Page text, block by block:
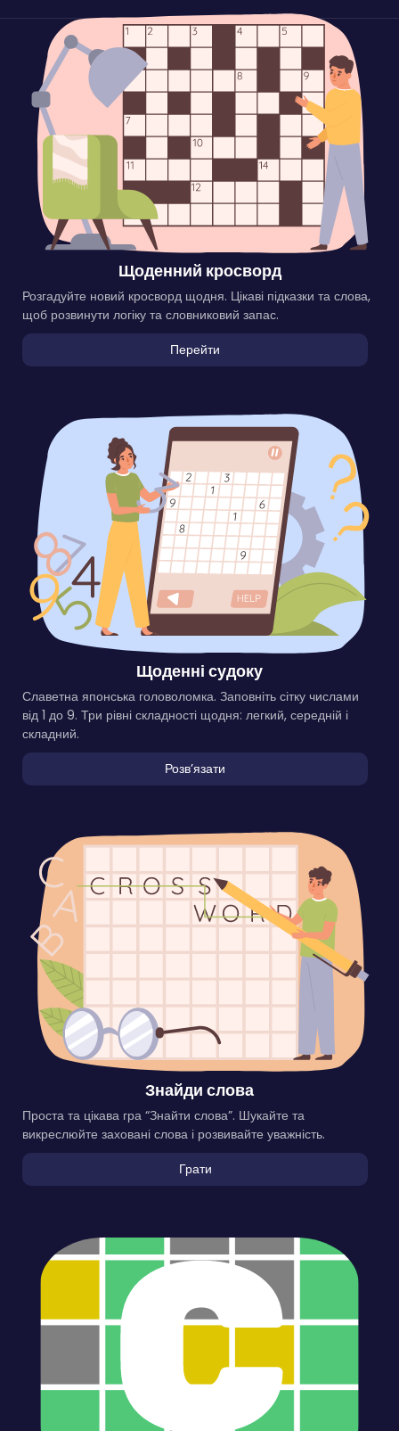
Щоденний кросворд
Розгадуйте новий кросворд щодня. Цікаві підказки та слова,
щоб розвинути логіку та словниковий запас.
Перейти
Щоденні судоку
Славетна японська головоломка. Заповніть сітку числами
від 1 до 9. Три рівні складності щодня: легкий, середній і
складний.
Розвʼязати
Знайди слова
Проста та цікава гра “Знайти слова”. Шукайте та
викреслюйте заховані слова і розвивайте уважність.
Грати